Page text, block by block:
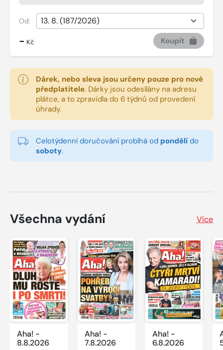
Od:
- Kč Koupit
Dárek, nebo sleva jsou určeny pouze pro nové
předplatitele. Dárky jsou odesílány na adresu
plátce, a to zpravidla do 6 týdnů od provedení
úhrady.
Celotýdenní doručování probíhá od pondělí do
soboty.
Všechna vydání Více
Aha! -
8.8.2026
Aha! -
7.8.2026
Aha! -
6.8.2026